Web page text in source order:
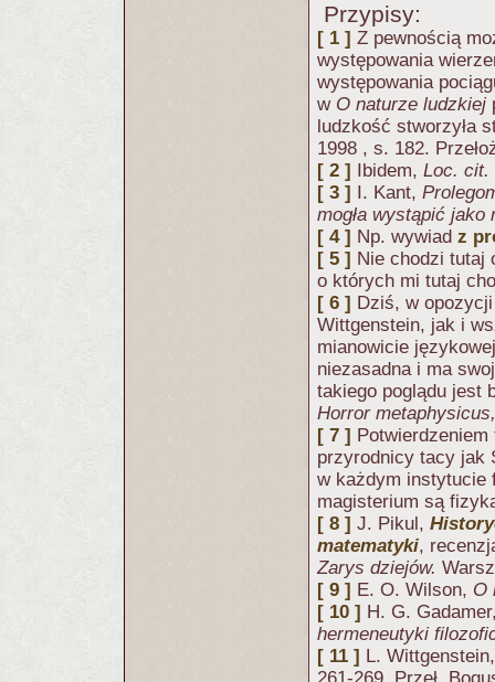
Przypisy:
[ 1 ] Z pewnością
występowania
występowania
w O naturze ludzkiej
ludzkość stworzyła
1998 , s. 182.
[ 2 ] Ibidem, Loc. cit.
[ 3 ] I. Kant,
mogła wystąpić jako
[ 4 ] Np. wywiad z
[ 5 ] Nie chodzi tutaj
o których mi tutaj
[ 6 ] Dziś, w
Wittgenstein, jak i
mianowicie
niezasadna i ma
takiego poglądu jest
Horror
[ 7 ]
przyrodnicy tacy jak
w każdym instytucie
magisterium są
[ 8 ] J. Pikul,
matematyki,
Zarys dziejów.
[ 9 ] E. O. Wilson, O
[ 10 ] H. G.
hermeneutyki
[ 11 ] L.